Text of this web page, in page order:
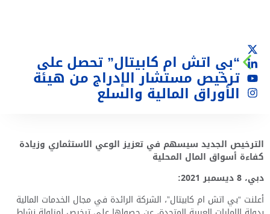
“بي اتش ام كابيتال” تحصل على
ترخيص مستشار الإدراج من هيئة
الأوراق المالية والسلع
الترخيص الجديد سيسهم في تعزيز الوعي الاستثماري وزيادة
كفاءة أسواق المال المحلية
دبي، 8 ديسمبر 2021:
أعلنت “بي اتش ام كابيتال”، الشركة الرائدة في مجال الخدمات المالية